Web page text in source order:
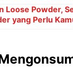
Loose Powder,
yang Perlu